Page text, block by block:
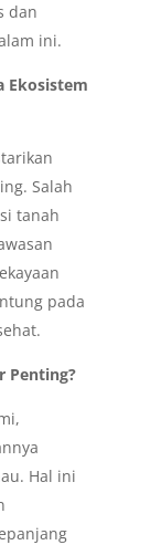
dan
ini.
Ekosistem
Salah
tanah
pada
Penting?
Hal ini